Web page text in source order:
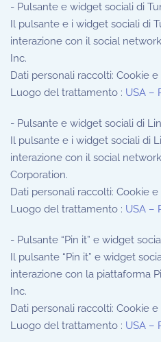
- Pulsante e widget sociali di
Il pulsante e i widget sociali di
interazione con il social
Inc.
Dati personali raccolti: Cookie e
Luogo del trattamento : USA –
- Pulsante e widget sociali di
Il pulsante e i widget sociali di
interazione con il social
Corporation.
Dati personali raccolti: Cookie e
Luogo del trattamento : USA –
- Pulsante “Pin it” e widget
Il pulsante “Pin it” e widget
interazione con la piattaforma
Inc.
Dati personali raccolti: Cookie e
Luogo del trattamento : USA –